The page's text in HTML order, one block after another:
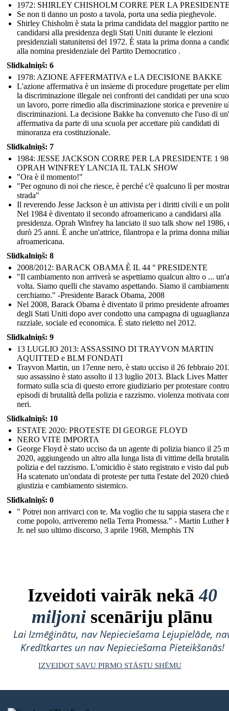
1972: SHIRLEY CHISHOLM CORRE PER LA
Se non ti danno un posto a tavola, porta una sedia pieghevole.
Shirley Chisholm è stata la prima candidata del maggior partito
candidarsi alla presidenza degli Stati Uniti durante le elezioni
presidenziali statunitensi del 1972. È stata la prima donna a
alla nomina presidenziale del Partito Democratico .
Slidkalniņš: 6
1978: AZIONE AFFERMATIVA e LA DECISIONE BAKKE
L'azione affermativa è un insieme di procedure progettate per
la discriminazione illegale nei confronti dei candidati per una
un lavoro, porre rimedio alla discriminazione storica e prevenire
discriminazioni. La decisione Bakke ha convenuto che l'uso di
affermativa da parte di una scuola per accettare più candidati di
minoranza era costituzionale.
Slidkalniņš: 7
1984: JESSE JACKSON CORRE PER LA PRESIDENTE 1
OPRAH WINFREY LANCIA IL TALK SHOW
"Ora è il momento!"
"Per ognuno di noi che riesce, è perché c'è qualcuno lì per
strada"
Il reverendo Jesse Jackson è un attivista per i diritti civili e un
Nel 1984 è diventato il secondo afroamericano a candidarsi alla
presidenza. Oprah Winfrey ha lanciato il suo talk show nel 1986,
durò 25 anni. È anche un'attrice, filantropa e la prima donna
afroamericana.
Slidkalniņš: 8
2008/2012: BARACK OBAMA È IL 44 ° PRESIDENTE
"Il cambiamento non arriverà se aspettiamo qualcun altro o ...
volta. Siamo quelli che stavamo aspettando. Siamo il
cerchiamo." -Presidente Barack Obama, 2008
Nel 2008, Barack Obama è diventato il primo presidente
degli Stati Uniti dopo aver condotto una campagna di uguaglianza
razziale, sociale ed economica. È stato rieletto nel 2012.
Slidkalniņš: 9
13 LUGLIO 2013: ASSASSINO DI TRAYVON MARTIN
AQUITTED e BLM FONDATI
Trayvon Martin, un 17enne nero, è stato ucciso il 26 febbraio
suo assassino è stato assolto il 13 luglio 2013. Black Lives Matter
formato sulla scia di questo errore giudiziario per protestare
episodi di brutalità della polizia e razzismo. violenza motivata
neri.
Slidkalniņš: 10
ESTATE 2020: PROTESTE DI GEORGE FLOYD
NERO VITE IMPORTA
George Floyd è stato ucciso da un agente di polizia bianco il 25
2020, aggiungendo un altro alla lunga lista di vittime della
polizia e del razzismo. L'omicidio è stato registrato e visto dal
Ha scatenato un'ondata di proteste per tutta l'estate del 2020
giustizia e cambiamento sistemico.
Slidkalniņš: 0
" Potrei non arrivarci con te. Ma voglio che tu sappia stasera che
come popolo, arriveremo nella Terra Promessa." - Martin Luther
Jr. nel suo ultimo discorso, 3 aprile 1968, Memphis TN
Izveidoti vairāk nekā40
miljoni scenāriju plānu
Lai Izmēģinātu, nav Nepieciešama Lejupielāde,
Kredītkartes un nav Nepieciešama Pieteikšanās!
IZVEIDOT SAVU PIRMO STĀSTU SHĒMU